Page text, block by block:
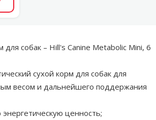
собак – Hill's Canine Metabolic Mini, 6
сухой корм для собак для
весом и дальнейшего поддержания
ценность;